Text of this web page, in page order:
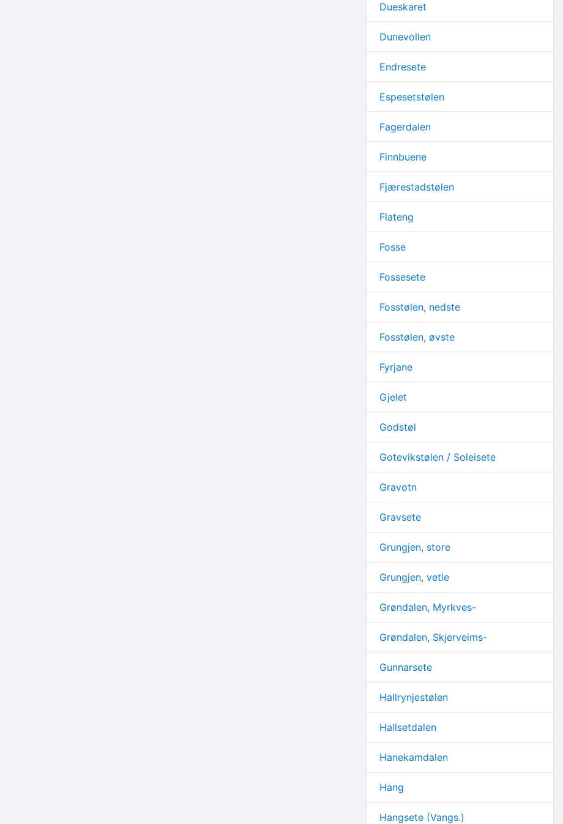
Dueskaret
Dunevollen
Endresete
Espesetstølen
Fagerdalen
Finnbuene
Fjærestadstølen
Flateng
Fosse
Fossesete
Fosstølen, nedste
Fosstølen, øvste
Fyrjane
Gjelet
Godstøl
Gotevikstølen / Soleisete
Gravotn
Gravsete
Grungjen, store
Grungjen, vetle
Grøndalen, Myrkves-
Grøndalen, Skjerveims-
Gunnarsete
Hallrynjestølen
Hallsetdalen
Hanekamdalen
Hang
Hangsete (Vangs.)